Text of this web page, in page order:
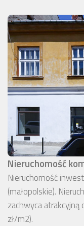
Nieruchomość
Nieruchomość
(małopolskie).
zachwyca
zł/m2).